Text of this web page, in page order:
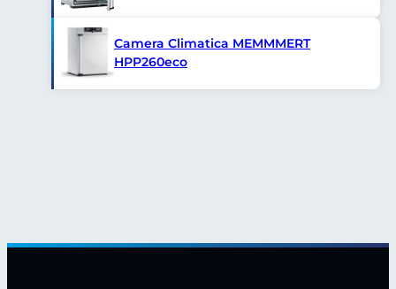
Camera Climatica MEMMMERT
HPP260eco